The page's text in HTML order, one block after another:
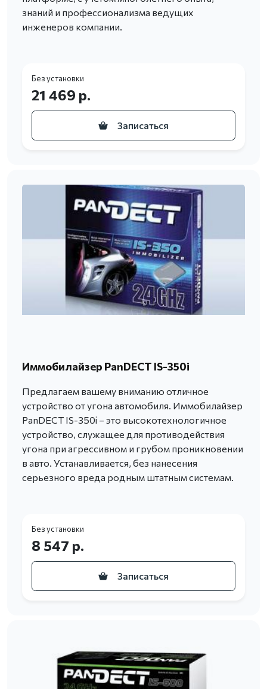
знаний и профессионализма ведущих
инженеров компании.
Без установки
21 469 р.
Записаться
Иммобилайзер PanDECT IS-350i
Предлагаем вашему вниманию отличное
устройство от угона автомобиля. Иммобилайзер
PanDECT IS-350i – это высокотехнологичное
устройство, служащее для противодействия
угона при агрессивном и грубом проникновении
в авто. Устанавливается, без нанесения
серьезного вреда родным штатным системам.
Без установки
8 547 р.
Записаться